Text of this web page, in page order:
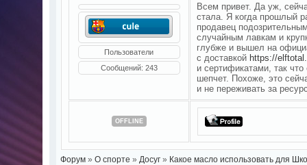
Пользователи
Сообщений: 243
Всем привет. Да уж,
стала. Я когда прошлый
продавец
случайным лавкам и
глубже и вышел на
с доставкой https://
и сертификатами, так
шепчет. Похоже, это
и не переживать за
OFFLINE
Форум » О спорте » Досуг » Какое масло использовать для